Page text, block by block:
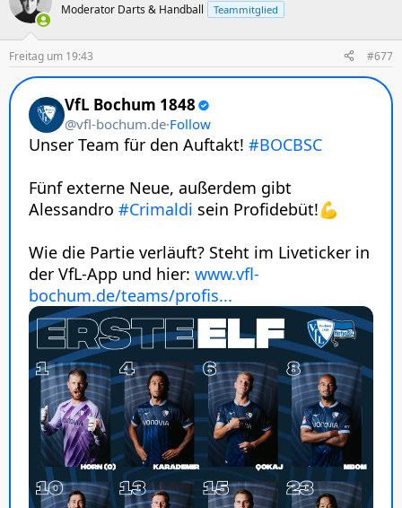
Moderator Darts & Handball Teammitglied
Freitag um 19:43 #677